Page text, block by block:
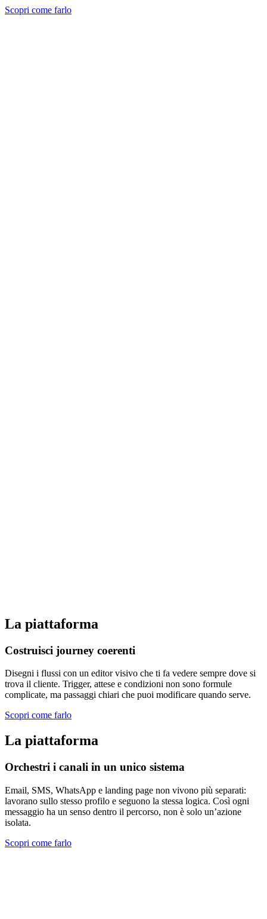
Scopri come farlo
La piattaforma
Costruisci journey coerenti
Disegni i flussi con un editor visivo che ti fa vedere sempre dove si
trova il cliente. Trigger, attese e condizioni non sono formule
complicate, ma passaggi chiari che puoi modificare quando serve.
Scopri come farlo
La piattaforma
Orchestri i canali in un unico sistema
Email, SMS, WhatsApp e landing page non vivono più separati:
lavorano sullo stesso profilo e seguono la stessa logica. Così ogni
messaggio ha un senso dentro il percorso, non è solo un’azione
isolata.
Scopri come farlo